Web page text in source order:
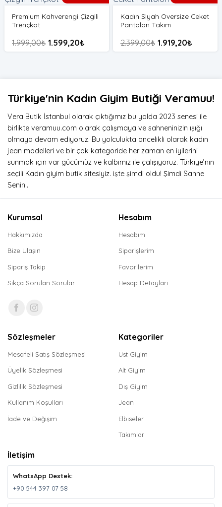
Premium Kahverengi Çizgili
Trençkot
1.999,00₺ 1.599,20₺
Kadın Siyah Oversize Ceket
Pantolon Takım
2.399,00₺ 1.919,20₺
Türkiye'nin Kadın Giyim Butiği Veramuu!
Vera Butik İstanbul olarak çıktığımız bu yolda 2023 senesi ile
birlikte veramuu.com olarak çalışmaya ve sahneninizin ışığı
olmaya devam ediyoruz. Bu yolculukta öncelikli olarak kadın
jean modelleri ve bir çok kategoride her zaman en iyilerini
sunmak için var gücümüz ve kalbimiz ile çalışıyoruz. Türkiye’nin
seçili Kadın giyim butik sitesiyiz. işte şimdi oldu! Şimdi Sahne
Senin..
Kurumsal
Hakkımızda
Bize Ulaşın
Sipariş Takip
Sıkça Sorulan Sorular
Hesabım
Hesabım
Siparişlerim
Favorilerim
Hesap Detayları
Sözleşmeler
Mesafeli Satış Sözleşmesi
Üyelik Sözleşmesi
Gizlilik Sözleşmesi
Kullanım Koşulları
İade ve Değişim
Kategoriler
Üst Giyim
Alt Giyim
Dış Giyim
Jean
Elbiseler
Takımlar
İletişim
WhatsApp Destek:
+90 544 397 07 58